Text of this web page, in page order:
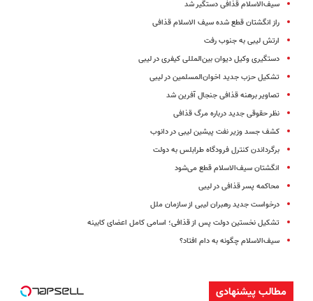
سیف‌الاسلام قذافی دستگیر شد
راز انگشتان قطع شده سیف الاسلام قذافی
ارتش لیبی به جنوب رفت
دستگیری وکیل دیوان بین‌المللی کیفری در لیبی
تشکیل حزب جدید اخوان‌المسلمین در لیبی
تصاویر برهنه قذافی جنجال آفرین شد
نظر حقوقی جدید درباره مرگ قذافی
کشف جسد وزیر نفت پیشین لیبی در دانوب
برگرداندن کنترل فرودگاه طرابلس به دولت
انگشتان سیف‌الاسلام قطع می‌شود
محاکمه پسر قذافی در لیبی
درخواست جدید رهبران لیبی از سازمان ملل
تشکیل نخستین دولت پس از قذافی؛ اسامی کامل اعضای کابینه
سیف‌الاسلام چگونه به دام افتاد؟
مطالب پیشنهادی